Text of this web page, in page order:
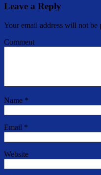
Leave a Reply
Your email address will not be
Comment
Name *
Email *
Website